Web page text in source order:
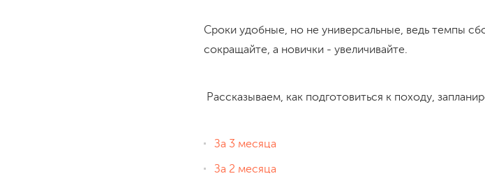
Сроки удобные, но не универсальные, ведь темпы
сокращайте, а новички - увеличивайте.
Рассказываем, как подготовиться к походу,
За 3 месяца
За 2 месяца